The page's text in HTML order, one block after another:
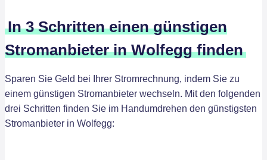
In 3 Schritten einen günstigen
Stromanbieter in Wolfegg finden
Sparen Sie Geld bei Ihrer Stromrechnung, indem Sie zu
einem günstigen Stromanbieter wechseln. Mit den folgenden
drei Schritten finden Sie im Handumdrehen den günstigsten
Stromanbieter in Wolfegg: